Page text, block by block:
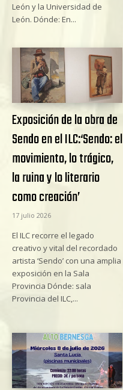
León y la Universidad de
León. Dónde: En...
Exposición de la obra de
Sendo en el ILC:‘Sendo: el
movimiento, lo trágico,
la ruina y lo literario
como creación’
17 julio 2026
El ILC recorre el legado
creativo y vital del recordado
artista ‘Sendo’ con una amplia
exposición en la Sala
Provincia Dónde: sala
Provincia del ILC,...